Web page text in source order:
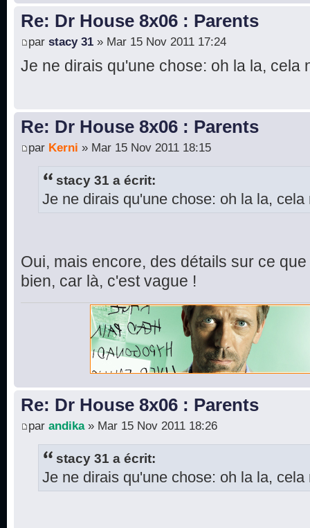
Re: Dr House 8x06 : Parents
par stacy 31 » Mar 15 Nov 2011 17:24
Je ne dirais qu'une chose: oh la la, cela
Re: Dr House 8x06 : Parents
par Kerni » Mar 15 Nov 2011 18:15
stacy 31 a écrit:
Je ne dirais qu'une chose: oh la la,
Oui, mais encore, des détails sur ce
bien, car là, c'est vague !
Re: Dr House 8x06 : Parents
par andika» Mar 15 Nov 2011 18:26
stacy 31 a écrit:
Je ne dirais qu'une chose: oh la la,